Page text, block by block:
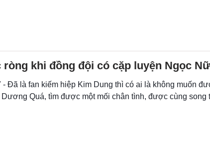
ròng khi đồng đội có cặp luyện Ngọc
- Đã là fan kiếm hiệp Kim Dung thì có ai là không muốn
Dương Quá, tìm được một mối chân tình, được cùng song